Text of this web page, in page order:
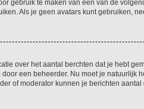
gebruik te maken van één van de
Als je geen avatars kunt gebruiken,
over het aantal berchten dat je hebt
een beheerder. Nu moet je
of moderator kunnen je berichten aantal